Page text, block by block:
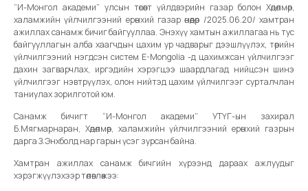
“И-Монгол академи” улсын төсөвт үйлдвэрийн газар болон Хөдөлмөр,
халамжийн үйлчилгээний ерөнхий газар өнөөдөр /2025.06.20/ хамтран
ажиллах санамж бичиг байгууллаа. Энэхүү хамтын ажиллагаа нь тус
байгууллагын алба хаагчдын цахим ур чадварыг дээшлүүлэх, төрийн
үйлчилгээний нэгдсэн систем E-Mongolia -д цахимжсан үйлчилгээг
дахин загварчлах, иргэдийн хэрэгцээ шаардлагад нийцсэн шинэ
үйлчилгээг нэвтрүүлэх, олон нийтэд цахим үйлчилгээг сурталчлан
таниулах зорилготой юм.
Санамж бичигт “И-Монгол академи” УТҮГ-ын захирал
Б.Мягмарнаран, Хөдөлмөр, халамжийн үйлчилгээний ерөнхий газрын
дарга З.Энхболд нар гарын үсэг зурсан байна.
Хамтран ажиллах санамж бичгийн хүрээнд дараах ажлуудыг
хэрэгжүүлэхээр төлөвлөжээ: